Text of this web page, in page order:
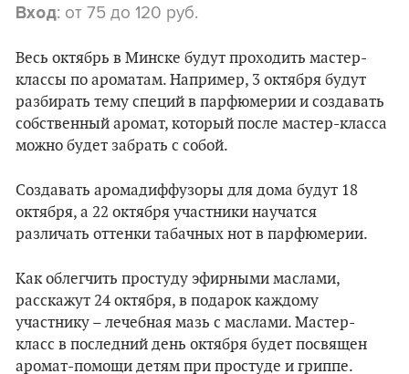
Вход: от 75 до 120 руб.
Весь октябрь в Минске будут проходить мастер-
классы по ароматам. Например, 3 октября будут
разбирать тему специй в парфюмерии и создавать
собственный аромат, который после мастер-класса
можно будет забрать с собой.
Создавать аромадиффузоры для дома будут 18
октября, а 22 октября участники научатся
различать оттенки табачных нот в парфюмерии.
Как облегчить простуду эфирными маслами,
расскажут 24 октября, в подарок каждому
участнику – лечебная мазь с маслами. Мастер-
класс в последний день октября будет посвящен
аромат-помощи детям при простуде и гриппе.